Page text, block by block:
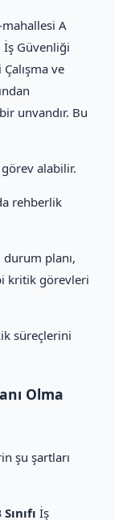
A
İş Güvenliği
ve
unvandır. Bu
alabilir.
rehberlik
planı,
kritik görevleri
süreçlerini
Olma
şu şartları
Sınıfı İş